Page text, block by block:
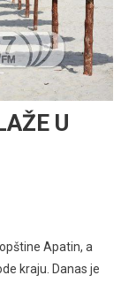
U
Apatin, a
kraju. Danas je